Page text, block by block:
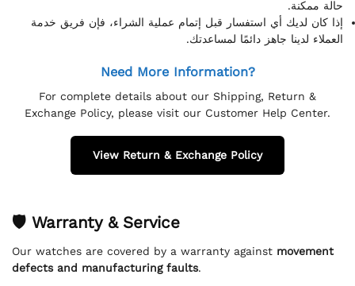
حالة ممكنة.
إذا كان لديك أي استفسار قبل إتمام عملية الشراء، فإن فريق خدمة
العملاء لدينا جاهز دائمًا لمساعدتك.
Need More Information?
For complete details about our Shipping, Return &
Exchange Policy, please visit our Customer Help Center.
View Return & Exchange Policy
🛡 Warranty & Service
Our watches are covered by a warranty against movement
defects and manufacturing faults.